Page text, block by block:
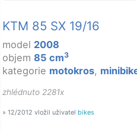
KTM 85 SX 19/16
model 2008
objem 85 cm3
kategorie motokros,
zhlédnuto 2281x
» 12/2012 vložil uživatel bikes